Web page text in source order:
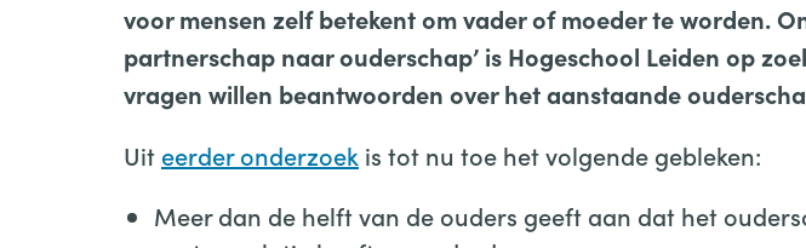
voor mensen zelf betekent om vader of moeder te worden.
partnerschap naar ouderschap’ is Hogeschool Leiden op
vragen willen beantwoorden over het aanstaande
Uit eerder onderzoek is tot nu toe het volgende gebleken:
Meer dan de helft van de ouders geeft aan dat het